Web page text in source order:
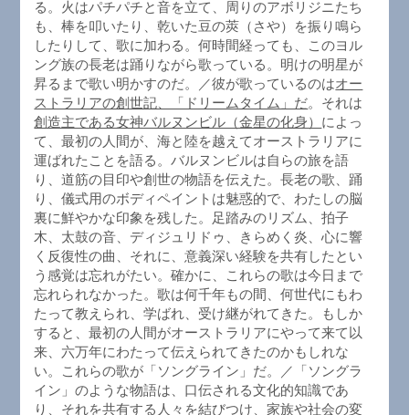
る。火はパチパチと音を立て、周りのアボリジニたち
も、棒を叩いたり、乾いた豆の莢（さや）を振り鳴ら
したりして、歌に加わる。何時間経っても、このヨル
ング族の長老は踊りながら歌っている。明けの明星が
昇るまで歌い明かすのだ。／彼が歌っているのはオー
ストラリアの創世記、「ドリームタイム」だ。それは
創造主である女神バルヌンビル（金星の化身） によっ
て、最初の人間が、海と陸を越えてオーストラリアに
運ばれたことを語る。バルヌンビルは自らの旅を語
り、道筋の目印や創世の物語を伝えた。長老の歌、踊
り、儀式用のボディペイントは魅惑的で、わたしの脳
裏に鮮やかな印象を残した。足踏みのリズム、拍子
木、太鼓の音、ディジュリドゥ、きらめく炎、心に響
く反復性の曲、それに、意義深い経験を共有したとい
う感覚は忘れがたい。確かに、これらの歌は今日まで
忘れられなかった。歌は何千年もの間、何世代にもわ
たって教えられ、学ばれ、受け継がれてきた。もしか
すると、最初の人間がオーストラリアにやって来て以
来、六万年にわたって伝えられてきたのかもしれな
い。これらの歌が「ソングライン」だ。／「ソングラ
イン」のような物語は、口伝される文化的知識であ
り、それを共有する人々を結びつけ、家族や社会の変